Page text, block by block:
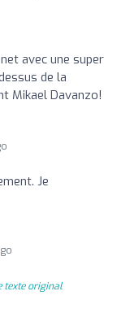
avec une super
de la
Mikael Davanzo!
Je
texte original